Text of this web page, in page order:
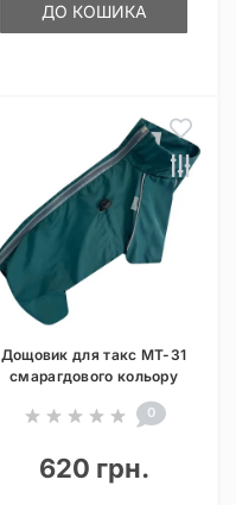
ДО КОШИКА
Дощовик для такс MT-31
смарагдового кольору
0
620 грн.